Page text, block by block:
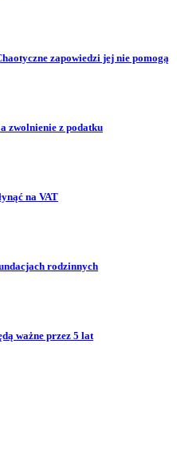
zapowiedzi jej nie pomogą
zwolnienie z podatku
na VAT
rodzinnych
ważne przez 5 lat